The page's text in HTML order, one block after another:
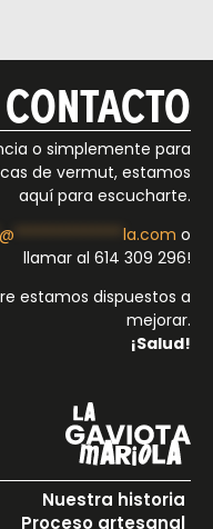
CONTACTO
o simplemente para
de vermut, estamos
aquí para escucharte.
@ la.com o
llamar al 614 309 296‬!
estamos dispuestos a
mejorar.
¡Salud!
Nuestra historia
Proceso artesanal